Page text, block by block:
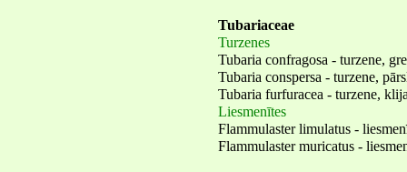
Tubariaceae
Turzenes
Tubaria confragosa - turzene,
Tubaria conspersa - turzene,
Tubaria furfuracea - turzene,
Liesmenītes
Flammulaster limulatus -
Flammulaster muricatus -